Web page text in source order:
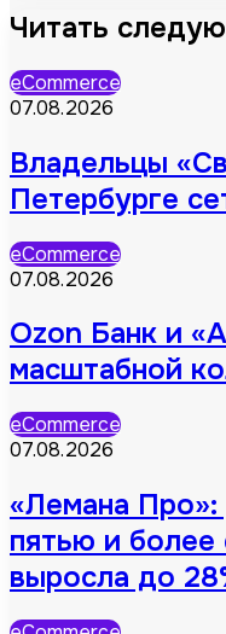
Читать
eCommerce
07.08.2026
Владельцы
Петербурге
eCommerce
07.08.2026
Ozon Банк и
масштабной
eCommerce
07.08.2026
«Лемана
пятью и более
выросла до